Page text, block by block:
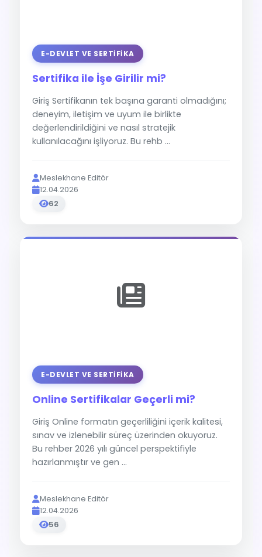
E-DEVLET VE SERTIFIKA
Sertifika ile İşe Girilir mi?
Giriş Sertifikanın tek başına garanti olmadığını;
deneyim, iletişim ve uyum ile birlikte
değerlendirildiğini ve nasıl stratejik
kullanılacağını işliyoruz. Bu rehb ...
Meslekhane Editör
12.04.2026
62
E-DEVLET VE SERTIFIKA
Online Sertifikalar Geçerli mi?
Giriş Online formatın geçerliliğini içerik kalitesi,
sınav ve izlenebilir süreç üzerinden okuyoruz.
Bu rehber 2026 yılı güncel perspektifiyle
hazırlanmıştır ve gen ...
Meslekhane Editör
12.04.2026
56